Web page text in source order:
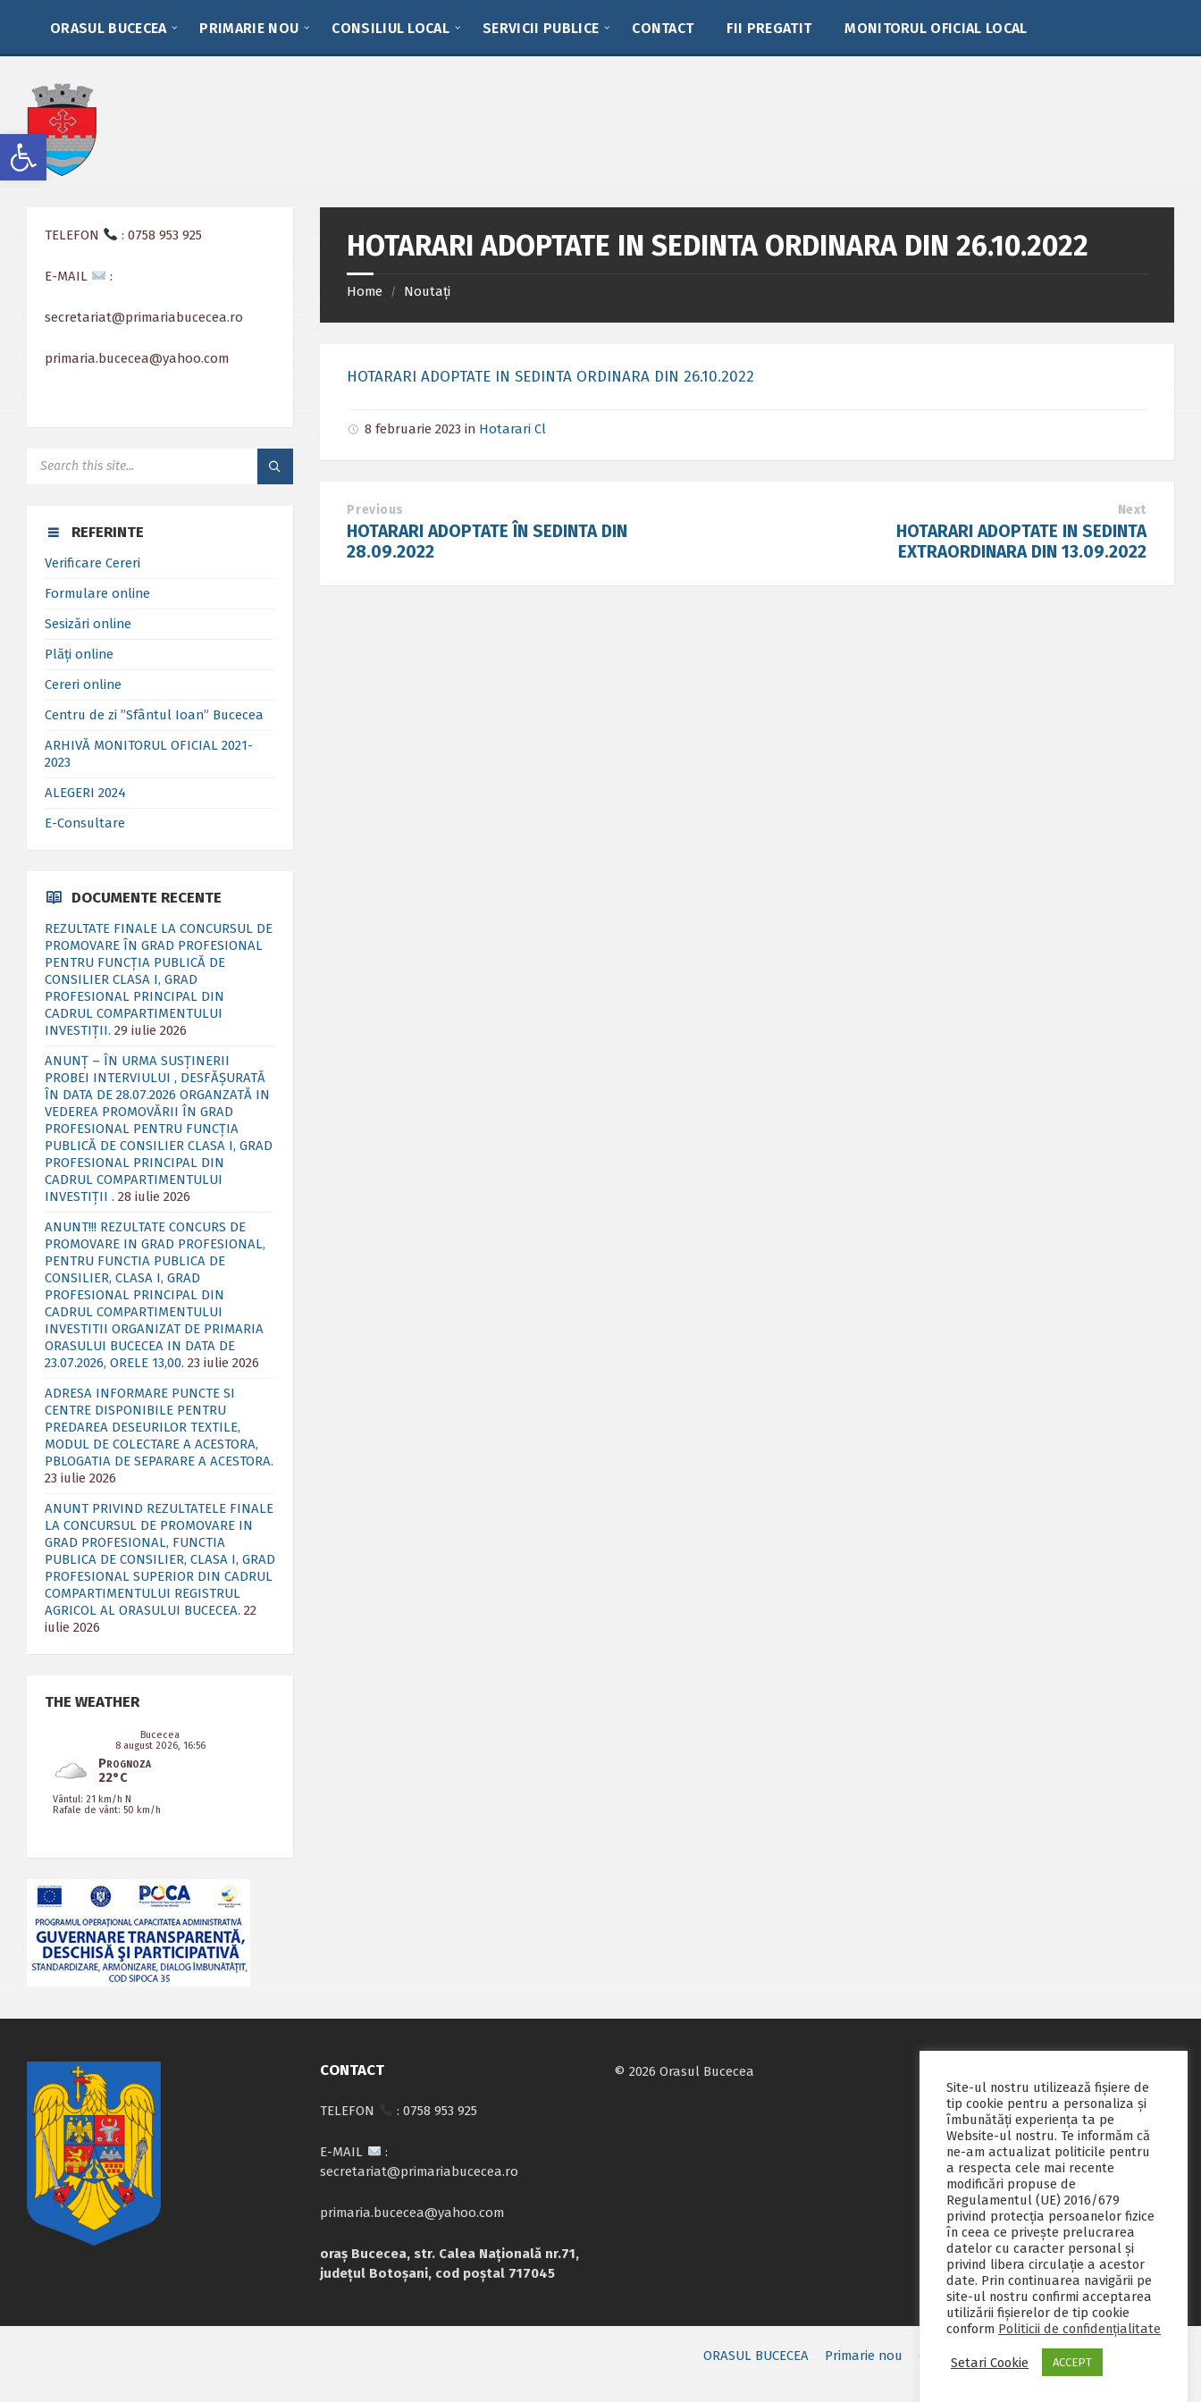
Deschide bara de unelte
sidebar
ORASUL BUCECEA PRIMARIE NOU CONSILIUL LOCAL SERVICII PUBLICE CONTACT FII PREGATIT MONITORUL OFICIAL LOCAL
HOTARARI ADOPTATE IN SEDINTA ORDINARA DIN 26.10.2022
Home / Noutați
HOTARARI ADOPTATE IN SEDINTA ORDINARA DIN 26.10.2022
8 februarie 2023in Hotarari Cl
Previous
HOTARARI ADOPTATE ÎN SEDINTA DIN
28.09.2022
Next
HOTARARI ADOPTATE IN SEDINTA
EXTRAORDINARA DIN 13.09.2022
TELEFON : 0758 953 925
E-MAIL :
secretariat@primariabucecea.ro
primaria.bucecea@yahoo.com
REFERINTE
Verificare Cereri
Formulare online
Sesizări online
Plăți online
Cereri online
Centru de zi ”Sfântul Ioan” Bucecea
ARHIVĂ MONITORUL OFICIAL 2021-
2023
ALEGERI 2024
E-Consultare
DOCUMENTE RECENTE
REZULTATE FINALE LA CONCURSUL DE
PROMOVARE ÎN GRAD PROFESIONAL
PENTRU FUNCȚIA PUBLICĂ DE
CONSILIER CLASA I, GRAD
PROFESIONAL PRINCIPAL DIN
CADRUL COMPARTIMENTULUI
INVESTIȚII. 29 iulie 2026
ANUNȚ – ÎN URMA SUSȚINERII
PROBEI INTERVIULUI , DESFĂȘURATĂ
ÎN DATA DE 28.07.2026 ORGANZATĂ IN
VEDEREA PROMOVĂRII ÎN GRAD
PROFESIONAL PENTRU FUNCȚIA
PUBLICĂ DE CONSILIER CLASA I, GRAD
PROFESIONAL PRINCIPAL DIN
CADRUL COMPARTIMENTULUI
INVESTIȚII . 28 iulie 2026
ANUNT!!! REZULTATE CONCURS DE
PROMOVARE IN GRAD PROFESIONAL,
PENTRU FUNCTIA PUBLICA DE
CONSILIER, CLASA I, GRAD
PROFESIONAL PRINCIPAL DIN
CADRUL COMPARTIMENTULUI
INVESTITII ORGANIZAT DE PRIMARIA
ORASULUI BUCECEA IN DATA DE
23.07.2026, ORELE 13,00. 23 iulie 2026
ADRESA INFORMARE PUNCTE SI
CENTRE DISPONIBILE PENTRU
PREDAREA DESEURILOR TEXTILE,
MODUL DE COLECTARE A ACESTORA,
PBLOGATIA DE SEPARARE A ACESTORA.
23 iulie 2026
ANUNT PRIVIND REZULTATELE FINALE
LA CONCURSUL DE PROMOVARE IN
GRAD PROFESIONAL, FUNCTIA
PUBLICA DE CONSILIER, CLASA I, GRAD
PROFESIONAL SUPERIOR DIN CADRUL
COMPARTIMENTULUI REGISTRUL
AGRICOL AL ORASULUI BUCECEA. 22
iulie 2026
THE WEATHER
Bucecea
8 august 2026, 16:56
Prognoza
22°C
Vântul: 21 km/h N
Rafale de vânt: 50 km/h
CONTACT
TELEFON : 0758 953 925
E-MAIL
:
secretariat@primariabucecea.ro
primaria.bucecea@yahoo.com
oraș Bucecea, str. Calea Națională nr.71,
județul Botoșani, cod poștal 717045
© 2026 Orasul Bucecea
ORASUL BUCECEA Primarie nou Consiliul local Servicii publice
Monitorul oficial local
Site-ul nostru utilizează fişiere de
tip cookie pentru a personaliza și
îmbunătăți experiența ta pe
Website-ul nostru. Te informăm că
ne-am actualizat politicile pentru
a respecta cele mai recente
modificări propuse de
Regulamentul (UE) 2016/679
privind protecția persoanelor fizice
în ceea ce privește prelucrarea
datelor cu caracter personal și
privind libera circulație a acestor
date. Prin continuarea navigării pe
site-ul nostru confirmi acceptarea
utilizării fişierelor de tip cookie
conform Politicii de confidențialitate
Setari Cookie ACCEPT